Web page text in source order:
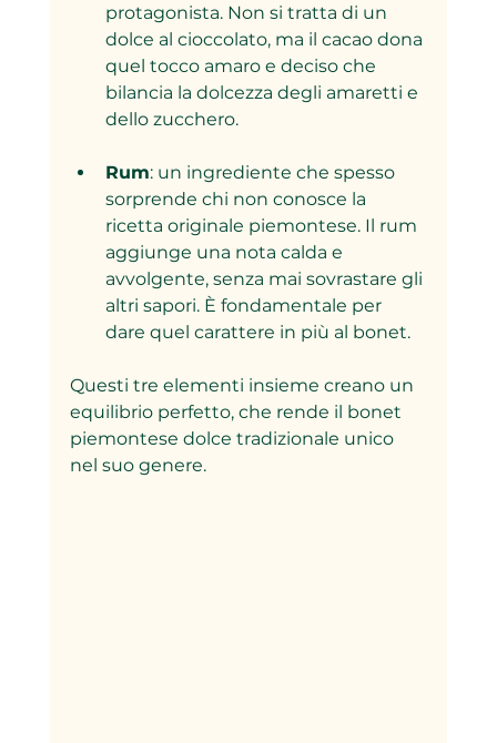
protagonista. Non si tratta di un
dolce al cioccolato, ma il cacao dona
quel tocco amaro e deciso che
bilancia la dolcezza degli amaretti e
dello zucchero.
Rum: un ingrediente che spesso
sorprende chi non conosce la
ricetta originale piemontese. Il rum
aggiunge una nota calda e
avvolgente, senza mai sovrastare gli
altri sapori. È fondamentale per
dare quel carattere in più al bonet.
Questi tre elementi insieme creano un
equilibrio perfetto, che rende il bonet
piemontese dolce tradizionale unico
nel suo genere.